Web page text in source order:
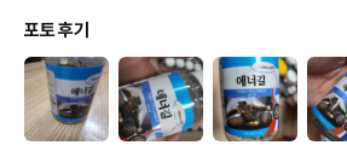
포토 후기